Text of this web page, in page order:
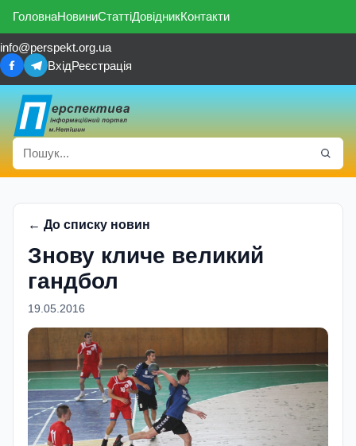
ГоловнаНовиниСтаттіДовідникКонтакти
info@perspekt.org.ua
ВхідРеєстрація
← До списку новин
Знову кличе великий
гандбол
19.05.2016